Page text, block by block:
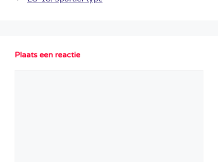
Plaats een reactie